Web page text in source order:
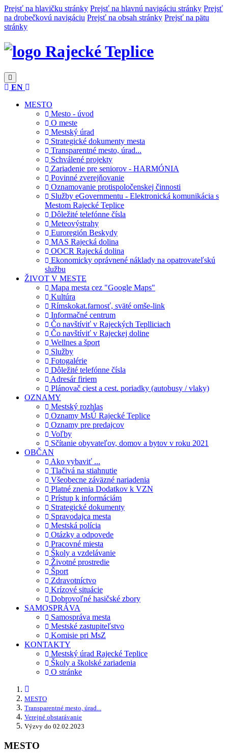
Prejsť na hlavičku stránky Prejsť na hlavnú navigáciu stránky Prejsť
na drobečkovú navigáciu Prejsť na obsah stránky Prejsť na pätu
stránky
Rajecké Teplice
EN
MESTO
Mesto - úvod
O meste
Mestský úrad
Strategické dokumenty mesta
Transparentné mesto, úrad...
Schválené projekty
Zariadenie pre seniorov - HARMÓNIA
Povinné zverejňovanie
Oznamovanie protispoločenskej činnosti
Služby eGovernmentu - Elektronická komunikácia s
Mestom Rajecké Teplice
Dôležité telefónne čísla
Meteovýstrahy
Euroregión Beskydy
MAS Rajecká dolina
OOCR Rajecká dolina
Ekonomicky oprávnené náklady na opatrovateľskú
službu
ŽIVOT V MESTE
Mapa mesta cez "Google Maps"
Kultúra
Rímskokat.farnosť, sväté omše-link
Informačné centrum
Čo navštíviť v Rajeckých Teplliciach
Čo navštíviť v Rajeckej doline
Wellnes a šport
Služby
Fotogalérie
Dôležité telefónne čísla
Adresár firiem
Plánovač ciest a cest. poriadky (autobusy / vlaky)
OZNAMY
Mestský rozhlas
Oznamy MsÚ Rajecké Teplice
Oznamy pre predajcov
Voľby
Sčítanie obyvateľov, domov a bytov v roku 2021
OBČAN
Ako vybaviť ...
Tlačivá na stiahnutie
Všeobecne záväzné nariadenia
Platné znenia Dodatkov k VZN
Prístup k informáciám
Strategické dokumenty
Spravodajca mesta
Mestská polícia
Otázky a odpovede
Pracovné miesta
Školy a vzdelávanie
Životné prostredie
Šport
Zdravotníctvo
Krízové situácie
Dobrovoľné hasičské zbory
SAMOSPRÁVA
Samospráva mesta
Mestské zastupiteľstvo
Komisie pri MsZ
KONTAKTY
Mestský úrad Rajecké Teplice
Školy a školské zariadenia
O stránke
MESTO
Transparentné mesto, úrad...
Verejné obstarávanie
Výzvy do 02.02.2023
MESTO